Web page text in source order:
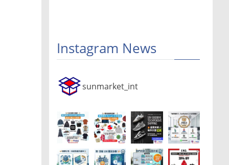
Instagram News
sunmarket_int